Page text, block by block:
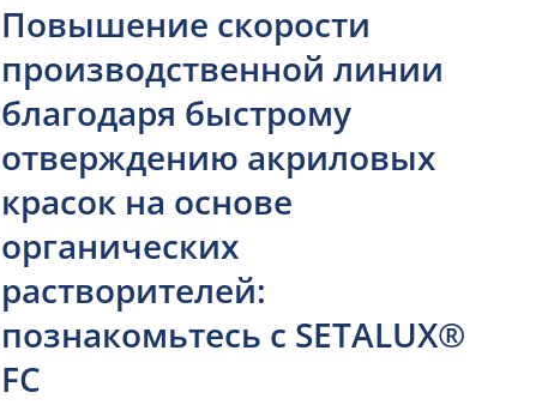
Повышение скорости
производственной линии
благодаря быстрому
отверждению акриловых
красок на основе
органических
растворителей:
познакомьтесь с SETALUX®
FC